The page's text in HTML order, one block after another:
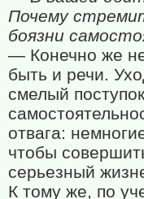
Почему
боязни
— Конечно же
быть и речи.
смелый
отвага:
чтобы
серьезный
К тому же, по